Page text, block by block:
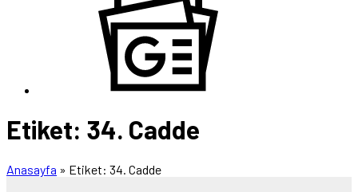
Etiket: 34. Cadde
Anasayfa » Etiket: 34. Cadde